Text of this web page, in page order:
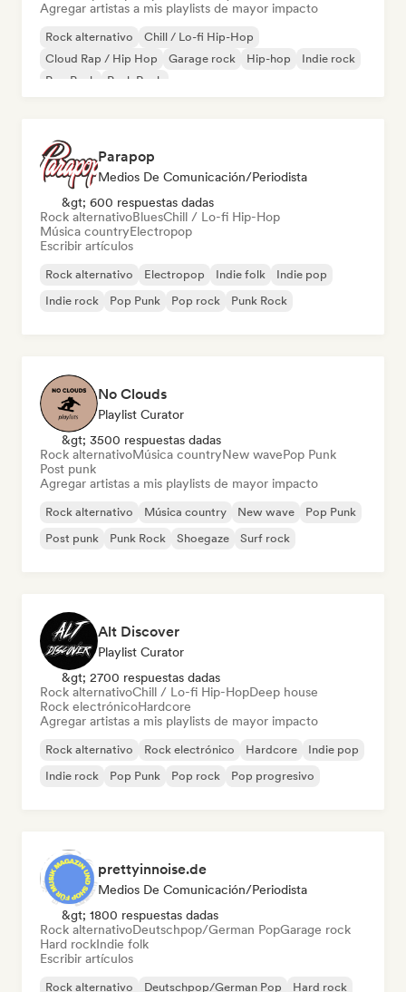
Agregar artistas a mis playlists de mayor impacto
Rock alternativo
Chill / Lo-fi Hip-Hop
Cloud Rap / Hip Hop
Garage rock Hip-hop
Indie rock
Pop Punk
Punk Rock
Parapop
Medios De Comunicación/Periodista
&gt; 600 respuestas dadas
Rock alternativoBluesChill / Lo-fi Hip-Hop
Música countryElectropop
Escribir artículos
Rock alternativo Electropop Indie folk
Indie pop
Indie rock
Pop Punk Pop rock Punk Rock
No Clouds
Playlist Curator
&gt; 3500 respuestas dadas
Rock alternativoMúsica countryNew wavePop Punk
Post punk
Agregar artistas a mis playlists de mayor impacto
Rock alternativo Música country New wave
Pop Punk
Post punk
Punk Rock Shoegaze Surf rock
Alt Discover
Playlist Curator
&gt; 2700 respuestas dadas
Rock alternativoChill / Lo-fi Hip-HopDeep house
Rock electrónicoHardcore
Agregar artistas a mis playlists de mayor impacto
Rock alternativo Rock electrónico Hardcore
Indie pop
Indie rock
Pop Punk Pop rock Pop progresivo
prettyinnoise.de
Medios De Comunicación/Periodista
&gt; 1800 respuestas dadas
Rock alternativoDeutschpop/German PopGarage rock
Hard rockIndie folk
Escribir artículos
Rock alternativo Deutschpop/German Pop
Hard rock